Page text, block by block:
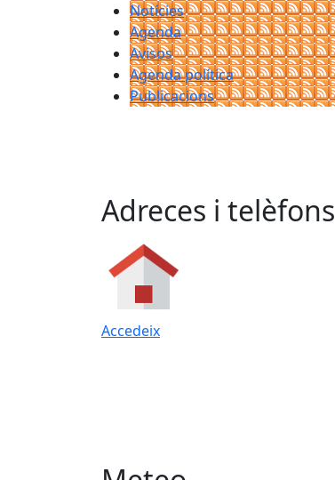
Notícies
Agenda
Avisos
Agenda política
Publicacions
Adreces i telèfons
Accedeix